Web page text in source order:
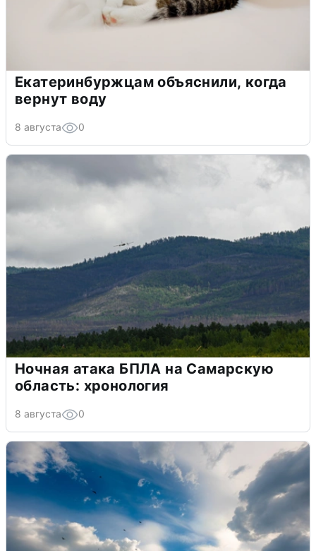
Екатеринбуржцам объяснили, когда
вернут воду
8 августа 0
Ночная атака БПЛА на Самарскую
область: хронология
8 августа 0